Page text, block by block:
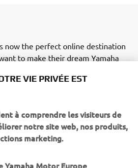
now the perfect online destination
to make their dream Yamaha
to narrow their search criteria
and geographical
specialise in making motorcycle
with nearly 100 different travel
the same feelings and emotions
VIE PRIVÉE EST
à comprendre les visiteurs de
notre site web, nos produits,
marketing.
Yamaha Motor Europe